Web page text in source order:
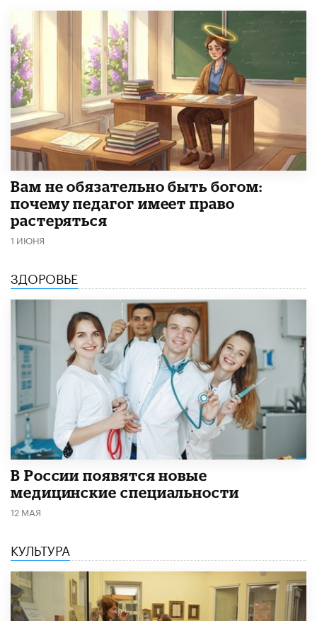
​Вам не обязательно быть богом:
почему педагог имеет право
растеряться
1 ИЮНЯ
ЗДОРОВЬЕ
В России появятся новые
медицинские специальности
12 МАЯ
КУЛЬТУРА